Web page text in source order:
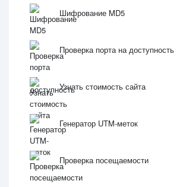
Шифрование MD5
Проверка порта на доступность
Узнать стоимость сайта
Генератор UTM-меток
Проверка посещаемости